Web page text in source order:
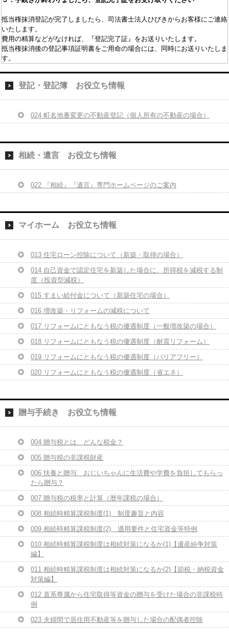
抵当権抹消登記が完了しましたら、司法書士法人ひびきからお客様にご連絡
いたします。
費用の精算などがなければ、『登記完了証』をお送りいたします。
抵当権抹消後の登記事項証明書をご用命の場合には、同時にお送りいたしま
す。
登記・登記簿 お役立ち情報
024 町名地番変更の不動産登記（個人所有の不動産の場合）
相続・遺言 お役立ち情報
022 『相続』『遺言』専門ホームページのご案内
マイホーム お役立ち情報
013 住宅ローン控除について（新築・取得の場合）
014 自己資金で認定住宅を新築した場合に、所得税を減税する制
度（投資型減税）
015 すまい給付金について（新築住宅の場合）
016 増改築・リフォームの減税について
017 リフォームにともなう税の優遇制度（一般増改築の場合）
018 リフォームにともなう税の優遇制度（耐震リフォーム）
019 リフォームにともなう税の優遇制度（バリアフリー）
020 リフォームにともなう税の優遇制度（省エネ）
贈与手続き お役立ち情報
004 贈与税とは、どんな税金？
005 贈与税の非課税財産
006 扶養と贈与 おじいちゃんに生活費や学費を負担してもらっ
たら贈与？
007 贈与税の税率と計算（暦年課税の場合）
008 相続時精算課税制度(1) 制度趣旨と内容
009 相続時精算課税制度(2) 適用要件と住宅資金等特例
010 相続時精算課税制度は相続対策になるか(1)【遺産紛争対策
編】
011 相続時精算課税制度は相続対策になるか(2)【節税・納税資金
対策編】
012 直系尊属から住宅取得等資金の贈与を受けた場合の非課税特
例
023 夫婦間で居住用不動産等を贈与した場合の配偶者控除